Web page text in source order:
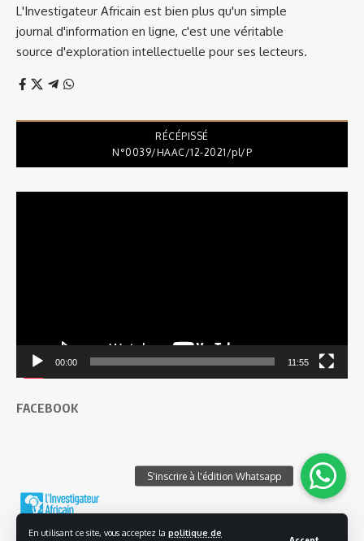
En utilisant ce site, vous acceptez la politique de
L'Investigateur Africain est bien plus qu'un simple
journal d'information en ligne, c'est une véritable
source d'exploration intellectuelle pour ses lecteurs.
RÉCÉPISSÉ
N°0039/HAAC/12-2021/pl/P
00:00 11:55
FACEBOOK